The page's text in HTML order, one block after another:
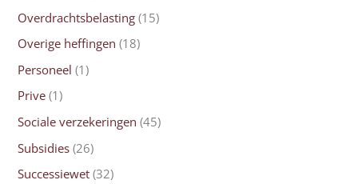
Overdrachtsbelasting (15)
Overige heffingen (18)
Personeel (1)
Prive (1)
Sociale verzekeringen (45)
Subsidies (26)
Successiewet (32)